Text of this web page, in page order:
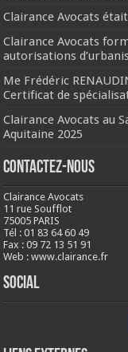
Clairance Avocats
Clairance Avocats
autorisations
Me Frédéric
Certificat de
Clairance Avocats au
Aquitaine 2025
Contactez-nous
Clairance Avocats
11 rue Soufflot
75005 PARIS
Tél : 01 83 64 60 49
Fax : 09 72 13 51 91
Web : www.clairance.fr
Social